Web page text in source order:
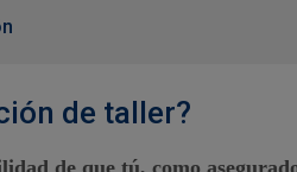
de taller?
de que tú, como